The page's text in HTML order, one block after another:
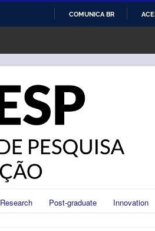
O
CONTEÚDO
COMUNICA BR
Research Post-graduate Innovation